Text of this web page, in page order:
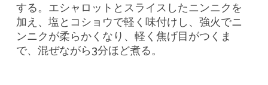
する。エシャロットとスライスしたニンニクを
加え、塩とコショウで軽く味付けし、強火でニ
ンニクが柔らかくなり、軽く焦げ目がつくま
で、混ぜながら3分ほど煮る。